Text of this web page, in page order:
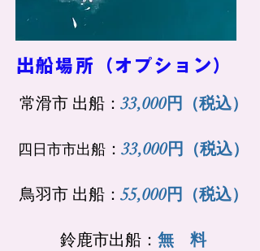
​出船場所（オプション）
常滑市 出船：33,000円 （税込）
四日市市出船 ：33,000円 （税込）
鳥羽市 出船：55,000円 （税込）
​鈴鹿市出船： 無 料